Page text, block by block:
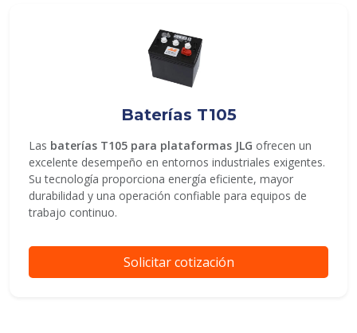
Baterías T105
Las baterías T105 para plataformas JLG ofrecen un
excelente desempeño en entornos industriales exigentes.
Su tecnología proporciona energía eficiente, mayor
durabilidad y una operación confiable para equipos de
trabajo continuo.
Solicitar cotización